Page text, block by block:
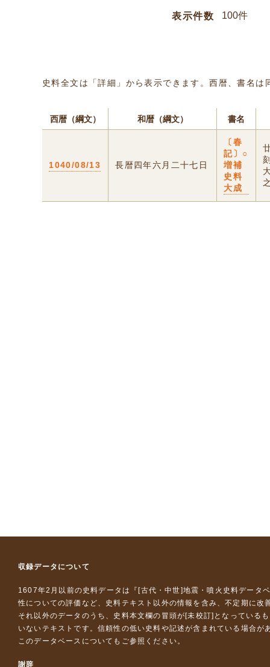
表示件数
史料全文は「詳細」から表示できます。西暦、書名
西暦（綱文） 和暦（綱文） 書名
1040/08/13 長暦四年六月二十七日
〔春
記〕○
増補
史料
大成
収録データについて
1607年2月以前の史料データは『 [古代・中世]地震・噴火史料データ
性についての評価など、史料テキスト以外の情報を含み、不定期に改
それ以外のデータのうち、史料本文欄の冒頭が[未校訂]となっている
いないテキストです。信頼性の低い史料や記述が含まれている場合が
このデータベースについて もご参照ください。
謝辞